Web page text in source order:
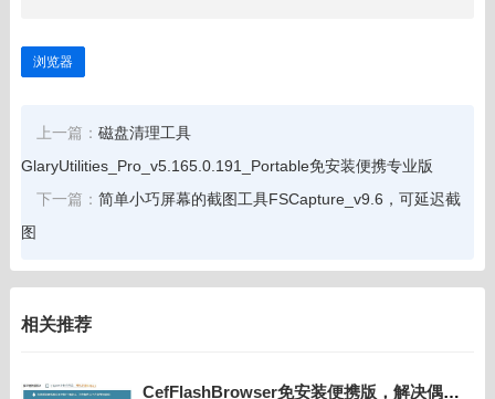
浏览器
上一篇： 磁盘清理工具
GlaryUtilities_Pro_v5.165.0.191_Portable免安装便携专业版
下一篇： 简单小巧屏幕的截图工具FSCapture_v9.6，可延迟截
图
相关推荐
CefFlashBrowser免安装便携版，解决偶尔